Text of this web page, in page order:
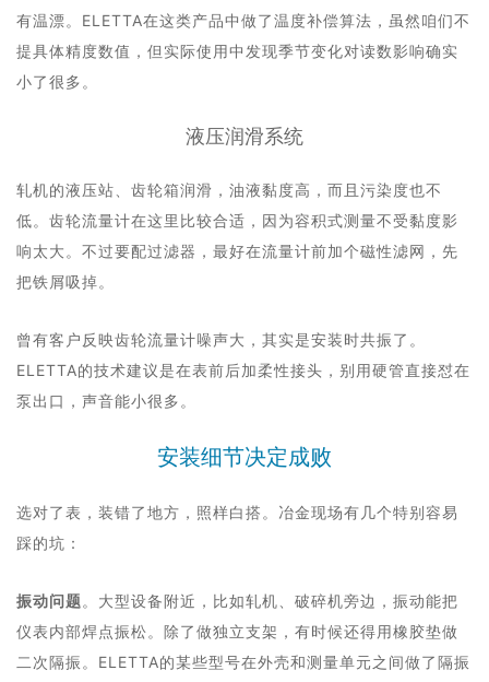
有温漂。ELETTA在这类产品中做了温度补偿算法，虽然咱们不
提具体精度数值，但实际使用中发现季节变化对读数影响确实
小了很多。
液压润滑系统
轧机的液压站、齿轮箱润滑，油液黏度高，而且污染度也不
低。齿轮流量计在这里比较合适，因为容积式测量不受黏度影
响太大。不过要配过滤器，最好在流量计前加个磁性滤网，先
把铁屑吸掉。
曾有客户反映齿轮流量计噪声大，其实是安装时共振了。
ELETTA的技术建议是在表前后加柔性接头，别用硬管直接怼在
泵出口，声音能小很多。
安装细节决定成败
选对了表，装错了地方，照样白搭。冶金现场有几个特别容易
踩的坑：
振动问题。大型设备附近，比如轧机、破碎机旁边，振动能把
仪表内部焊点振松。除了做独立支架，有时候还得用橡胶垫做
二次隔振。ELETTA的某些型号在外壳和测量单元之间做了隔振